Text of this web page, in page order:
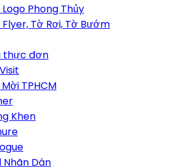
Logo Phong Thủy
Flyer, Tờ Rơi, Tờ Bướm
thực đơn
TPHCM
Khen
Nhãn Dán